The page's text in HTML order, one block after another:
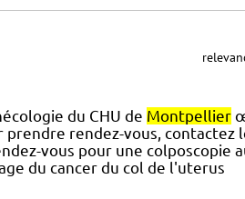
du CHU de Montpellier
rendez-vous, contactez
vous pour une colposcopie
du cancer du col de l'uterus